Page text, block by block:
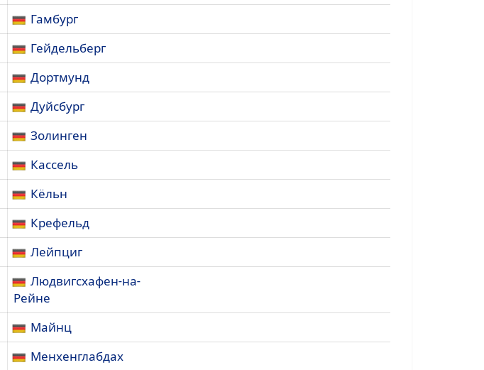
Гамбург
Гейдельберг
Дортмунд
Дуйсбург
Золинген
Кассель
Кёльн
Крефельд
Лейпциг
Людвигсхафен-на-
Рейне
Майнц
Менхенглабдах